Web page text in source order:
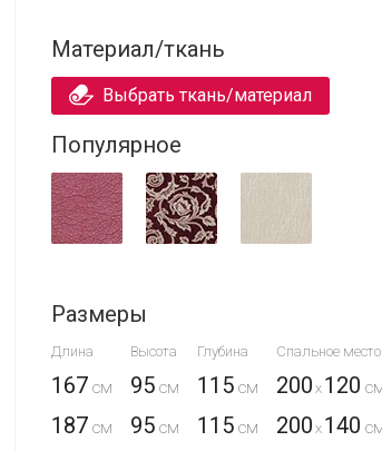
Материал/ткань
Выбрать ткань/материал
Популярное
Размеры
Длина Высота Глубина Спальное место
167 95 115 200 x 120
187
95 115 200 x 140